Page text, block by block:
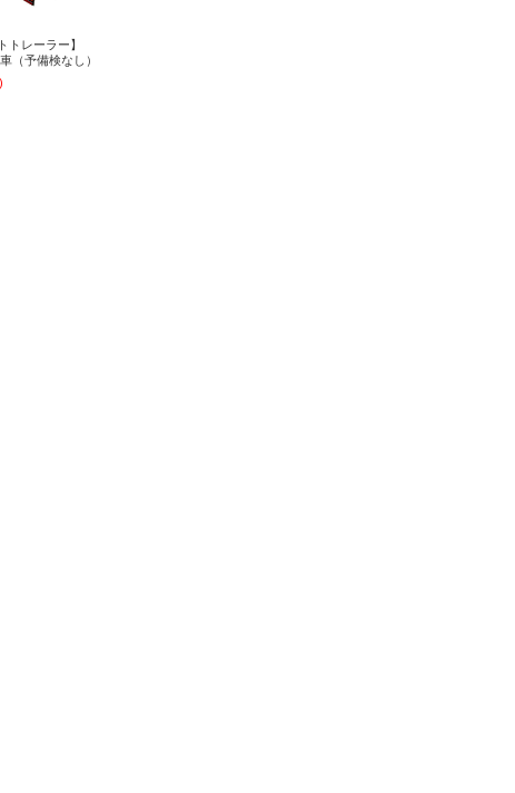
トレーラー】
（予備検なし）